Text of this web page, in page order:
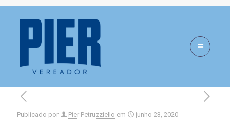
“Menos polêmica,
mais trabalho”
Publicado por Pier Petruzziello em junho 23, 2020